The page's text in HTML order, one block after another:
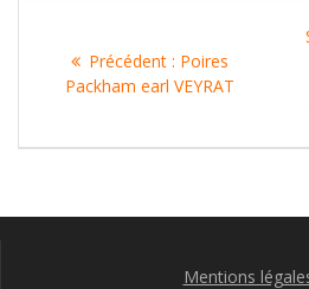
Précédent : Article
précédent
Poires
Packham earl VEYRAT
Mentions